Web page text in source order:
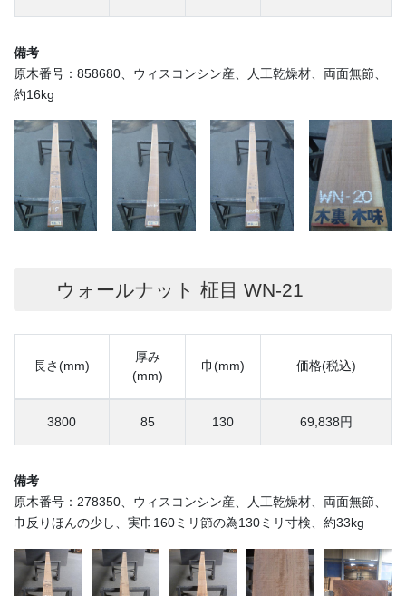
備考
原木番号：858680、ウィスコンシン産、人工乾燥材、両面無節、
約16kg
ウォールナット 柾目 WN-21
長さ(mm)
厚み
(mm)
巾(mm) 価格(税込)
3800 85 130 69,838円
備考
原木番号：278350、ウィスコンシン産、人工乾燥材、両面無節、
巾反りほんの少し、実巾160ミリ節の為130ミリ寸検、約33kg